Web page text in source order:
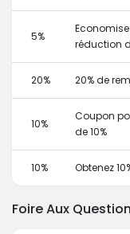
5%
réduction
20% 20% de
10%
Coupon
de 10%
10% Obtenez
Foire Aux